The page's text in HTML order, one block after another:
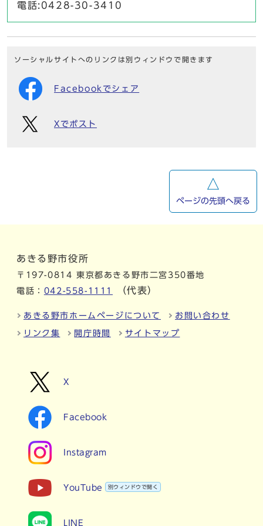
電話:0428-30-3410
ソーシャルサイトへのリンクは別ウィンドウで開きます
Facebookでシェア
Xでポスト
ページの先頭へ戻る
あきる野市役所
〒197-0814 東京都あきる野市二宮350番地
電話： 042-558-1111 （代表）
あきる野市ホームページについて お問い合わせ
リンク集 開庁時間 サイトマップ
X
Facebook
Instagram
YouTube 別ウィンドウで開く
LINE